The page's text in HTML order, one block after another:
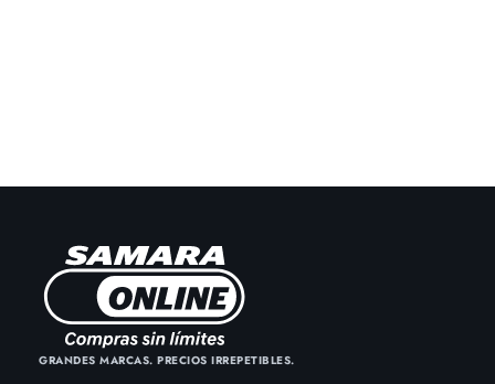
GRANDES MARCAS. PRECIOS IRREPETIBLES.